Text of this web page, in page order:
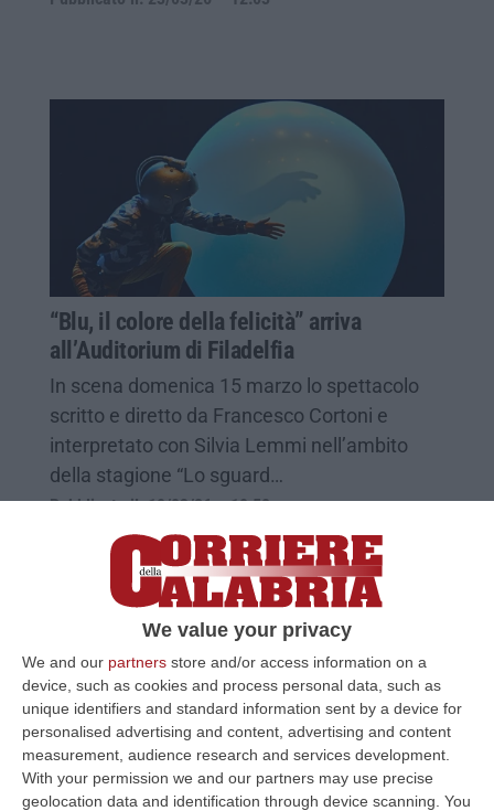
We value your privacy
We and our partners store and/or access information on a
device, such as cookies and process personal data, such as
unique identifiers and standard information sent by a device for
personalised advertising and content, advertising and content
measurement, audience research and services development.
With your permission we and our partners may use precise
geolocation data and identification through device scanning. You
“Blu, il colore della felicità” arriva
all’Auditorium di Filadelfia
In scena domenica 15 marzo lo spettacolo
scritto e diretto da Francesco Cortoni e
interpretato con Silvia Lemmi nell’ambito
della stagione “Lo sguard…
Pubblicato il: 10/03/26 – 10:58